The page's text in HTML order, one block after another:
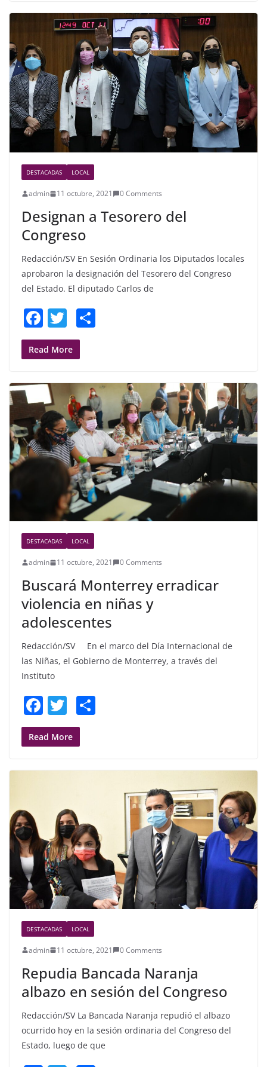
b
o
k
DESTACADAS LOCAL
admin 11 octubre, 2021 0 Comments
Designan a Tesorero del
Congreso
Redacción/SV En Sesión Ordinaria los Diputados locales
aprobaron la designación del Tesorero del Congreso
del Estado. El diputado Carlos de
F
a
c
b
o
o
k
T
w
itt
Read More
DESTACADAS LOCAL
admin 11 octubre, 2021 0 Comments
Buscará Monterrey erradicar
violencia en niñas y
adolescentes
Redacción/SV En el marco del Día Internacional de
las Niñas, el Gobierno de Monterrey, a través del
Instituto
F
a
c
k
T
w
itt
Read More
DESTACADAS LOCAL
admin 11 octubre, 2021 0 Comments
Repudia Bancada Naranja
albazo en sesión del Congreso
Redacción/SV La Bancada Naranja repudió el albazo
ocurrido hoy en la sesión ordinaria del Congreso del
Estado, luego de que